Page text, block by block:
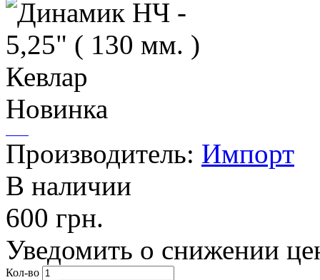
Новинка
Производитель: Импорт
В наличии
600 грн.
Уведомить о снижении
Кол-во